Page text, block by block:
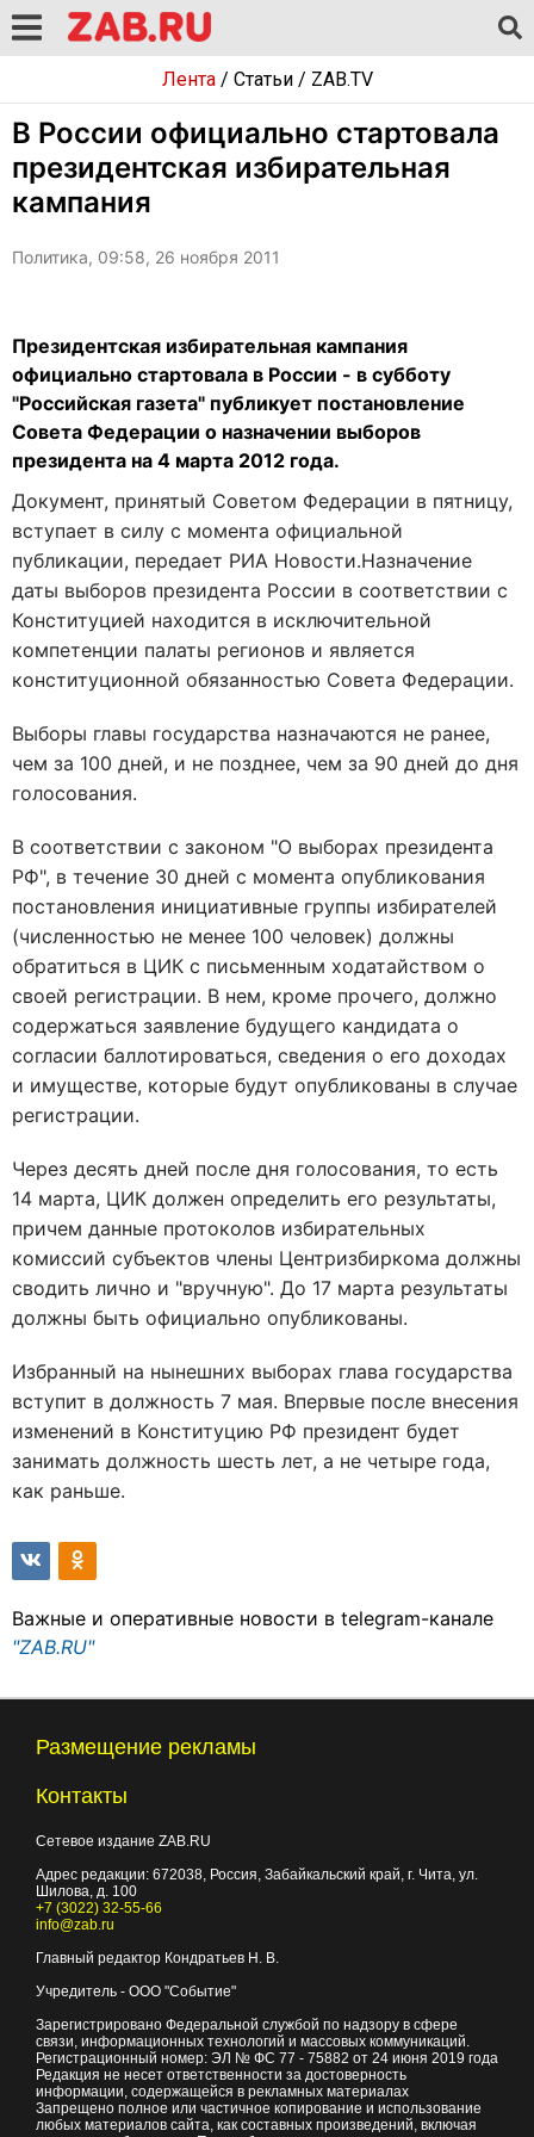
Лента/ Статьи/ ZAB.TV
В России официально стартовала
президентская избирательная
кампания
Политика, 09:58, 26 ноября 2011
Президентская избирательная кампания
официально стартовала в России - в субботу
"Российская газета" публикует постановление
Совета Федерации о назначении выборов
президента на 4 марта 2012 года.
Документ, принятый Советом Федерации в пятницу,
вступает в силу с момента официальной
публикации, передает РИА Новости.Назначение
даты выборов президента России в соответствии с
Конституцией находится в исключительной
компетенции палаты регионов и является
конституционной обязанностью Совета Федерации.
Выборы главы государства назначаются не ранее,
чем за 100 дней, и не позднее, чем за 90 дней до дня
голосования.
В соответствии с законом "О выборах президента
РФ", в течение 30 дней с момента опубликования
постановления инициативные группы избирателей
(численностью не менее 100 человек) должны
обратиться в ЦИК с письменным ходатайством о
своей регистрации. В нем, кроме прочего, должно
содержаться заявление будущего кандидата о
согласии баллотироваться, сведения о его доходах
и имуществе, которые будут опубликованы в случае
регистрации.
Через десять дней после дня голосования, то есть
14 марта, ЦИК должен определить его результаты,
причем данные протоколов избирательных
комиссий субъектов члены Центризбиркома должны
сводить лично и "вручную". До 17 марта результаты
должны быть официально опубликованы.
Избранный на нынешних выборах глава государства
вступит в должность 7 мая. Впервые после внесения
изменений в Конституцию РФ президент будет
занимать должность шесть лет, а не четыре года,
как раньше.
Важные и оперативные новости в telegram-канале
"ZAB.RU"
Размещение рекламы
Контакты
Сетевое издание ZAB.RU
Адрес редакции: 672038, Россия, Забайкальский край, г. Чита, ул.
Шилова, д. 100
+7 (3022) 32-55-66
info@zab.ru
Главный редактор Кондратьев Н. В.
Учредитель - ООО "Событие"
Зарегистрировано Федеральной службой по надзору в сфере
связи, информационных технологий и массовых коммуникаций.
Регистрационный номер: ЭЛ № ФС 77 - 75882 от 24 июня 2019 года
Редакция не несет ответственности за достоверность
информации, содержащейся в рекламных материалах
Запрещено полное или частичное копирование и использование
любых материалов сайта, как составных произведений, включая